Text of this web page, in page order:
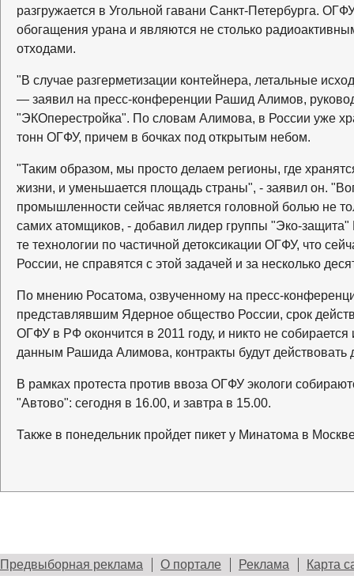
разгружается в Угольной гавани Санкт-Петербурга.
обогащения урана и являются не столько
отходами.
"В случае разгерметизации контейнера, летальные
— заявил на пресс-конференции Рашид Алимов,
"ЭКОперестройка". По словам Алимова, в России уже
тонн ОГФУ, причем в бочках под открытым небом.
"Таким образом, мы просто делаем регионы, где
жизни, и уменьшается площадь страны", - заявил он.
промышленности сейчас является головной болью не
самих атомщиков, - добавил лидер группы "Эко-
те технологии по частичной детоксикации ОГФУ, что
России, не справятся с этой задачей и за несколько
По мнению Росатома, озвученному на пресс-
представлявшим Ядерное общество России, срок
ОГФУ в РФ окончится в 2011 году, и никто не
данным Рашида Алимова, контракты будут действовать
В рамках протеста против ввоза ОГФУ экологи
"Автово": сегодня в 16.00, и завтра в 15.00.
Также в понедельник пройдет пикет у Минатома в
Предвыборная реклама О портале Реклама Карта